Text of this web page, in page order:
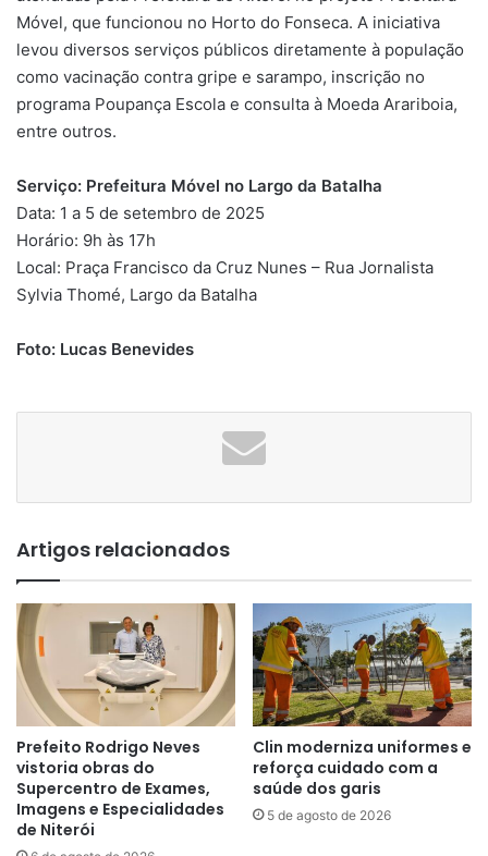
Móvel, que funcionou no Horto do Fonseca. A iniciativa
levou diversos serviços públicos diretamente à população
como vacinação contra gripe e sarampo, inscrição no
programa Poupança Escola e consulta à Moeda Arariboia,
entre outros.
Serviço: Prefeitura Móvel no Largo da Batalha
Data: 1 a 5 de setembro de 2025
Horário: 9h às 17h
Local: Praça Francisco da Cruz Nunes – Rua Jornalista
Sylvia Thomé, Largo da Batalha
Foto: Lucas Benevides
Artigos relacionados
Prefeito Rodrigo Neves
vistoria obras do
Supercentro de Exames,
Imagens e Especialidades
de Niterói
Clin moderniza uniformes e
reforça cuidado com a
saúde dos garis
5 de agosto de 2026